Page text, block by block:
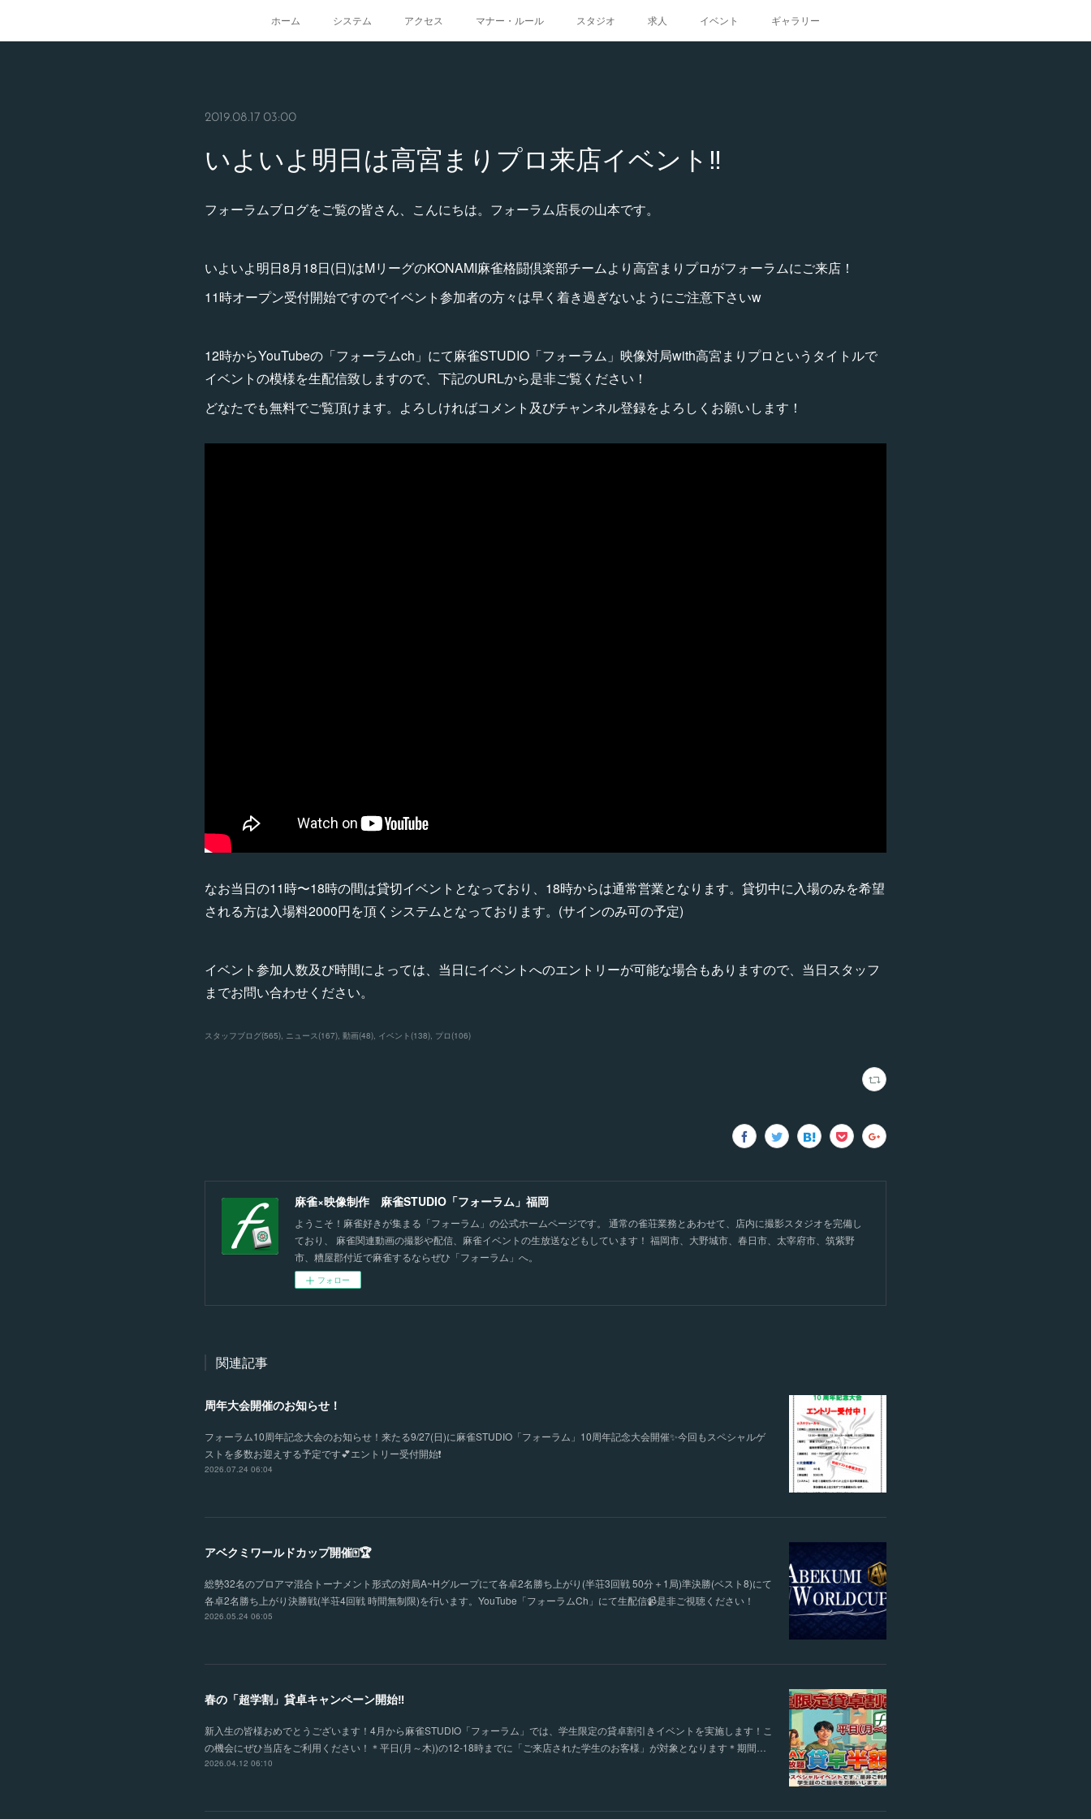
ホーム システム アクセス マナー・ルール スタジオ 求人 イベント ギャラリー
2019.08.17 03:00
いよいよ明日は高宮まりプロ来店イベント‼️
フォーラムブログをご覧の皆さん、こんにちは。フォーラム店長の山本です。
いよいよ明日8月18日(日)はMリーグのKONAMI麻雀格闘倶楽部チームより高宮まりプロがフォーラムにご来店！
11時オープン受付開始ですのでイベント参加者の方々は早く着き過ぎないようにご注意下さいw
12時からYouTubeの「フォーラムch」にて麻雀STUDIO「フォーラム」映像対局with高宮まりプロというタイトルで
イベントの模様を生配信致しますので、下記のURLから是非ご覧ください！
どなたでも無料でご覧頂けます。よろしければコメント及びチャンネル登録をよろしくお願いします！
なお当日の11時〜18時の間は貸切イベントとなっており、18時からは通常営業となります。貸切中に入場のみを希望
される方は入場料2000円を頂くシステムとなっております。(サインのみ可の予定)
イベント参加人数及び時間によっては、当日にイベントへのエントリーが可能な場合もありますので、当日スタッフ
までお問い合わせください。
スタッフブログ(565) ニュース(167) 動画(48) イベント (138) プロ (106)
麻雀×映像制作 麻雀STUDIO「フォーラム」福岡
ようこそ！麻雀好きが集まる「フォーラム」の公式ホームページです。 通常の雀荘業務とあわせて、店内に撮影スタジオを完備し
ており、 麻雀関連動画の撮影や配信、麻雀イベントの生放送などもしています！ 福岡市、大野城市、春日市、太宰府市、筑紫野
市、糟屋郡付近で麻雀するならぜひ「フォーラム」へ。
フォロー
関連記事
周年大会開催のお知らせ！
フォーラム10周年記念大会のお知らせ！来たる9/27(日)に麻雀STUDIO「フォーラム」10周年記念大会開催✨今回もスペシャルゲ
ストを多数お迎えする予定です💕エントリー受付開始❗️
2026.07.24 06:04
アベクミワールドカップ開催🀄🏆
総勢32名のプロアマ混合トーナメント形式の対局A~Hグループにて各卓2名勝ち上がり(半荘3回戦 50分＋1局)準決勝(ベスト8)にて
各卓2名勝ち上がり決勝戦(半荘4回戦 時間無制限)を行います。YouTube「フォーラムCh」にて生配信📹是非ご視聴ください！
2026.05.24 06:05
春の「超学割」貸卓キャンペーン開始‼
新入生の皆様おめでとうございます！4月から麻雀STUDIO「フォーラム」では、学生限定の貸卓割引きイベントを実施します！こ
の機会にぜひ当店をご利用ください！＊平日(月～木))の12-18時までに「ご来店された学生のお客様」が対象となります＊期間…
2026.04.12 06:10